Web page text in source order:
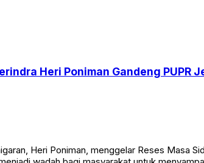
Heri Poniman Gandeng PUPR
Heri Poniman, menggelar Reses Masa